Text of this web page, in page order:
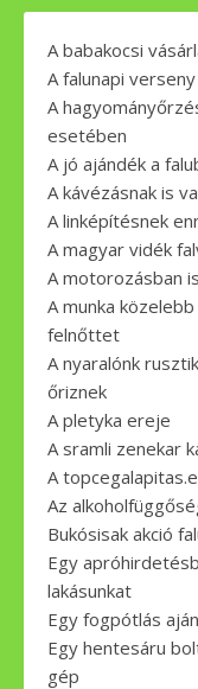
A babakocsi
A falunapi
A
esetében
A jó ajándék a
A kávézásnak is
A linképítésnek
A magyar vidék
A motorozásban
A munka
felnőttet
A nyaralónk
őriznek
A pletyka ereje
A sramli zenekar
A
Az
Bukósisak akció
Egy
lakásunkat
Egy fogpótlás
Egy hentesáru
gép